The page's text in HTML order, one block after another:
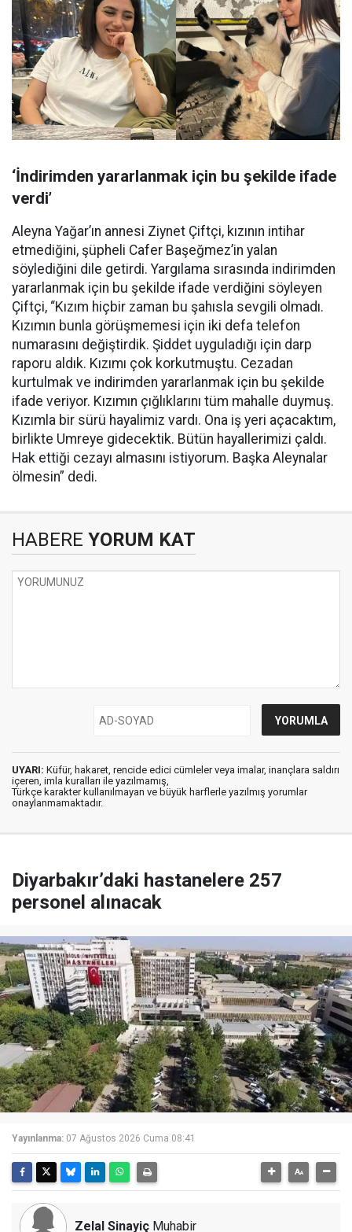
‘İndirimden yararlanmak için bu şekilde ifade
verdi’
Aleyna Yağar’ın annesi Ziynet Çiftçi, kızının intihar
etmediğini, şüpheli Cafer Başeğmez’in yalan
söylediğini dile getirdi. Yargılama sırasında indirimden
yararlanmak için bu şekilde ifade verdiğini söyleyen
Çiftçi, “Kızım hiçbir zaman bu şahısla sevgili olmadı.
Kızımın bunla görüşmemesi için iki defa telefon
numarasını değiştirdik. Şiddet uyguladığı için darp
raporu aldık. Kızımı çok korkutmuştu. Cezadan
kurtulmak ve indirimden yararlanmak için bu şekilde
ifade veriyor. Kızımın çığlıklarını tüm mahalle duymuş.
Kızımla bir sürü hayalimiz vardı. Ona iş yeri açacaktım,
birlikte Umreye gidecektik. Bütün hayallerimizi çaldı.
Hak ettiği cezayı almasını istiyorum. Başka Aleynalar
ölmesin” dedi.
HABERE YORUM KAT
UYARI: Küfür, hakaret, rencide edici cümleler veya imalar, inançlara saldırı
içeren, imla kuralları ile yazılmamış,
Türkçe karakter kullanılmayan ve büyük harflerle yazılmış yorumlar
onaylanmamaktadır.
Diyarbakır’daki hastanelere 257
personel alınacak
Yayınlanma: 07 Ağustos 2026 Cuma 08:41
Zelal Sinayiç Muhabir